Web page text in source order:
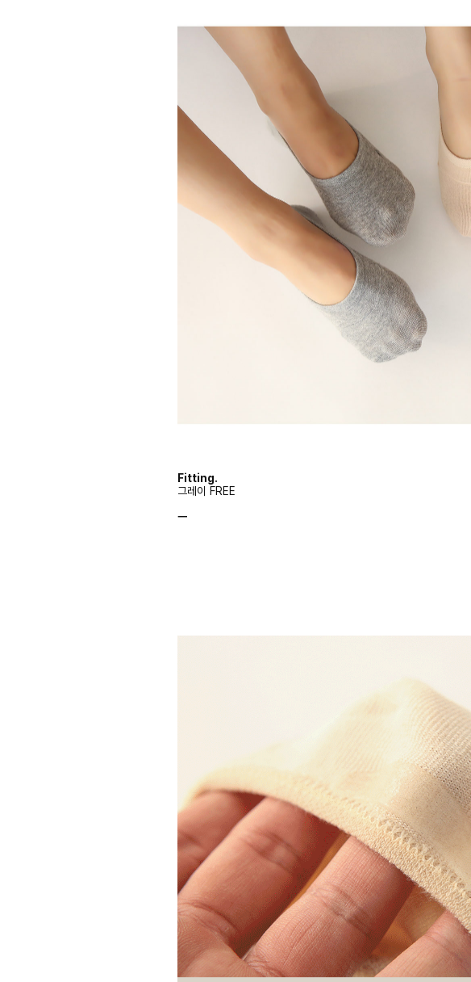
Fitting.
그레이 FREE
ㅡ